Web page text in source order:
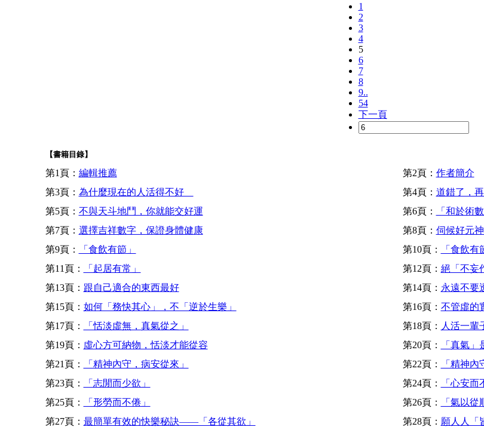
1
2
3
4
5
6
7
8
9..
54
下一頁
【書籍目錄】
第1頁： 編輯推薦 第2頁： 作者簡介
第3頁： 為什麼現在的人活得不好 第4頁： 道錯了，
第5頁： 不與天斗地鬥，你就能交好運 第6頁：
「和於術
第7頁： 選擇吉祥數字，保證身體健康 第8頁： 伺候好元
第9頁：
「食飲有節」 第10頁：
「食飲有
第11頁：
「起居有常」 第12頁： 絕「不妄
第13頁： 跟自己適合的東西最好 第14頁： 永遠不要
第15頁： 如何「務快其心」，不「逆於生樂」 第16頁： 不管虛的
第17頁：
「恬淡虛無，真氣從之」 第18頁： 人活一輩
第19頁： 虛心方可納物，恬淡才能從容 第20頁：
「真氣
第21頁：
「精神內守，病安從來」 第22頁：
「精神
第23頁：
「志閒而少欲」 第24頁：
「心安而
第25頁：
「形勞而不倦」 第26頁：
「氣以從
第27頁： 最簡單有效的快樂秘訣——「各從其欲」 第28頁： 願人人「